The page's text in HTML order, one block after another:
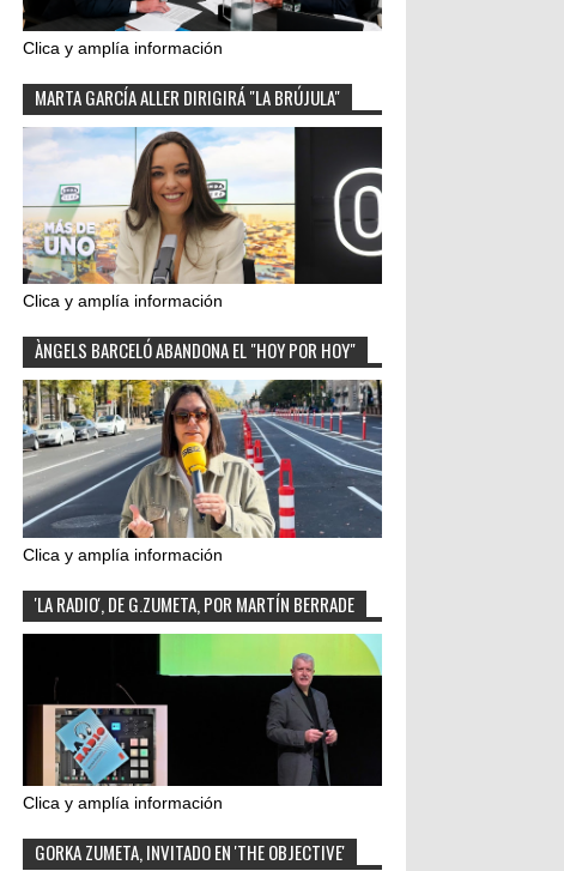
Clica y amplía información
MARTA GARCÍA ALLER DIRIGIRÁ "LA BRÚJULA"
Clica y amplía información
ÀNGELS BARCELÓ ABANDONA EL "HOY POR HOY"
Clica y amplía información
'LA RADIO', DE G.ZUMETA, POR MARTÍN BERRADE
Clica y amplía información
GORKA ZUMETA, INVITADO EN 'THE OBJECTIVE'